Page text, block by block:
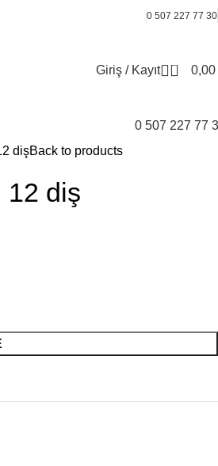
0 507 227 77 30
Giriş / Kayıt 0 0,00
0 507 227 77
dişBack to products
12 diş